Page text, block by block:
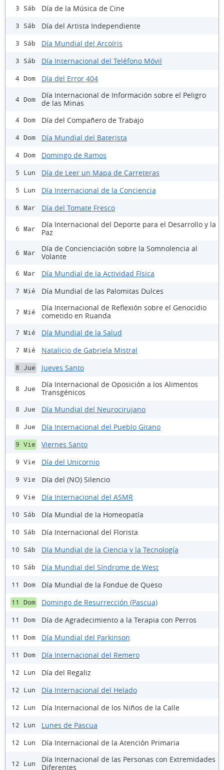
3 Sáb Día de la Música de Cine
3 Sáb Día del Artista Independiente
3 Sáb Día Mundial del Arcoíris
3 Sáb Día Internacional del Teléfono Móvil
4 Dom Día del Error 404
4 Dom
Día Internacional de Información sobre el Peligro
de las Minas
4 Dom Día del Compañero de Trabajo
4 Dom Día Mundial del Baterista
4 Dom Domingo de Ramos
5 Lun Día de Leer un Mapa de Carreteras
5 Lun Día Internacional de la Conciencia
6 Mar Día del Tomate Fresco
6 Mar
Día Internacional del Deporte para el Desarrollo y la
Paz
6 Mar
Día de Concienciación sobre la Somnolencia al
Volante
6 Mar Día Mundial de la Actividad Física
7 Mié Día Mundial de las Palomitas Dulces
7 Mié
Día Internacional de Reflexión sobre el Genocidio
cometido en Ruanda
7 Mié Día Mundial de la Salud
7 Mié Natalicio de Gabriela Mistral
8 Jue Jueves Santo
8 Jue
Día Internacional de Oposición a los Alimentos
Transgénicos
8 Jue Día Mundial del Neurocirujano
8 Jue Día Internacional del Pueblo Gitano
9 Vie Viernes Santo
9 Vie Día del Unicornio
9 Vie Día del (NO) Silencio
9 Vie Día Internacional del ASMR
10 Sáb Día Mundial de la Homeopatía
10 Sáb Día Internacional del Florista
10 Sáb Día Mundial de la Ciencia y la Tecnología
10 Sáb Día Mundial del Síndrome de West
11 Dom Día Mundial de la Fondue de Queso
11 Dom Domingo de Resurrección (Pascua)
11 Dom Día de Agradecimiento a la Terapia con Perros
11 Dom Día Mundial del Parkinson
11 Dom Día Internacional del Remero
12 Lun Día del Regaliz
12 Lun Día Internacional del Helado
12 Lun Día Internacional de los Niños de la Calle
12 Lun Lunes de Pascua
12 Lun Día Internacional de la Atención Primaria
12 Lun
Día Internacional de las Personas con Extremidades
Diferentes